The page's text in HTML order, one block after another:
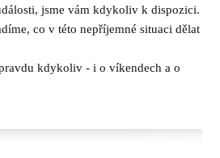
jsme vám kdykoliv k dispozici.
co v této nepříjemné situaci dělat
kdykoliv - i o víkendech a o